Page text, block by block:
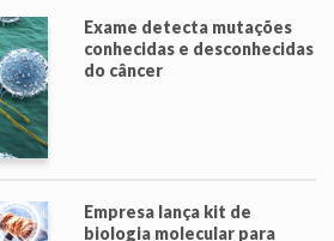
Exame detecta mutações
conhecidas e desconhecidas
do câncer
Empresa lança kit de
biologia molecular para